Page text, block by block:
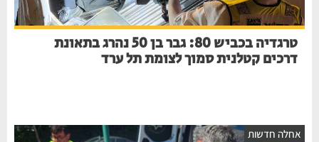
טרגדיה בכביש 80: גבר בן 50 נהרג בתאונת
דרכים קטלנית סמוך לצומת תל ערד
אחלה חדשות